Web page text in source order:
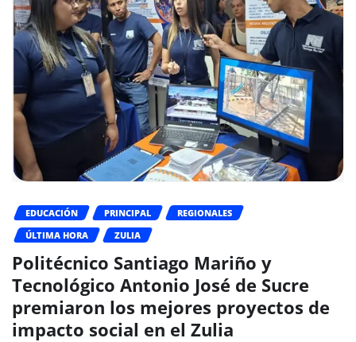
EDUCACIÓN PRINCIPAL
REGIONALES
ÚLTIMA HORA
ZULIA
Politécnico Santiago Mariño y
Tecnológico Antonio José de Sucre
premiaron los mejores proyectos de
impacto social en el Zulia